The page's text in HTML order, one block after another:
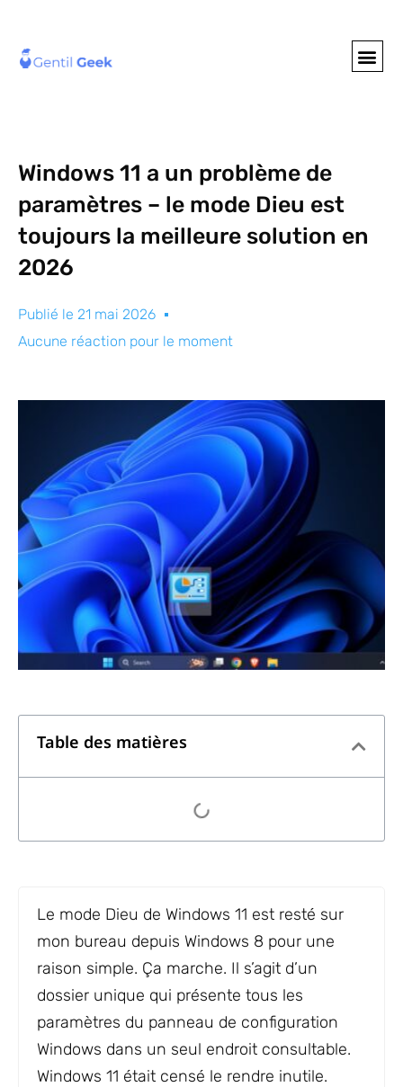
Windows 11 a un problème de
paramètres – le mode Dieu est
toujours la meilleure solution en
2026
Publié le 21 mai 2026
Aucune réaction pour le moment
Table des matières
Le mode Dieu de Windows 11 est resté sur
mon bureau depuis Windows 8 pour une
raison simple. Ça marche. Il s’agit d’un
dossier unique qui présente tous les
paramètres du panneau de configuration
Windows dans un seul endroit consultable.
Windows 11 était censé le rendre inutile.